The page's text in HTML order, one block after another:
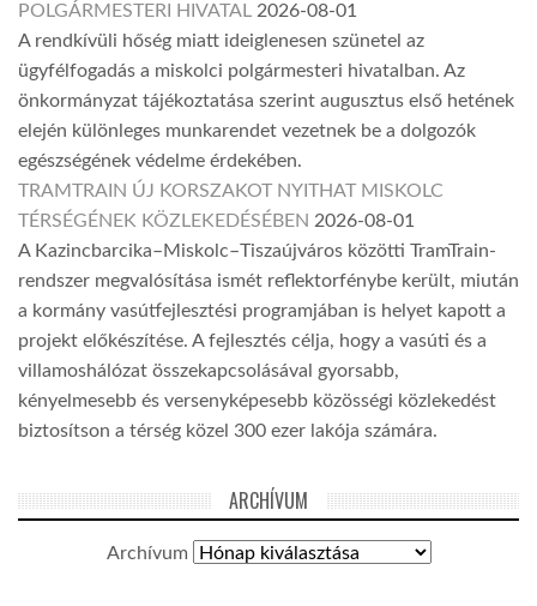
POLGÁRMESTERI HIVATAL 2026-08-01
A rendkívüli hőség miatt ideiglenesen szünetel az
ügyfélfogadás a miskolci polgármesteri hivatalban. Az
önkormányzat tájékoztatása szerint augusztus első hetének
elején különleges munkarendet vezetnek be a dolgozók
egészségének védelme érdekében.
TRAMTRAIN ÚJ KORSZAKOT NYITHAT MISKOLC
TÉRSÉGÉNEK KÖZLEKEDÉSÉBEN 2026-08-01
A Kazincbarcika–Miskolc–Tiszaújváros közötti TramTrain-
rendszer megvalósítása ismét reflektorfénybe került, miután
a kormány vasútfejlesztési programjában is helyet kapott a
projekt előkészítése. A fejlesztés célja, hogy a vasúti és a
villamoshálózat összekapcsolásával gyorsabb,
kényelmesebb és versenyképesebb közösségi közlekedést
biztosítson a térség közel 300 ezer lakója számára.
ARCHÍVUM
Archívum